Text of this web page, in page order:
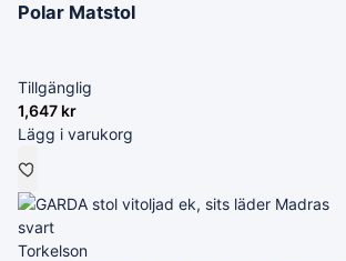
Polar Matstol
Tillgänglig
1,647 kr
Lägg i varukorg
Torkelson